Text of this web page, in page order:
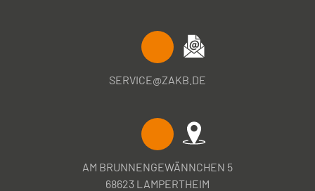
SERVICE@ZAKB.DE
AM BRUNNENGEWÄNNCHEN 5
68623 LAMPERTHEIM